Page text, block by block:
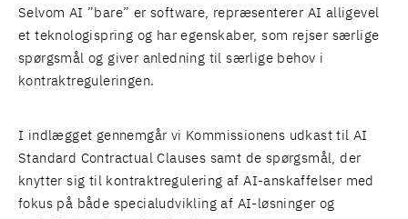
Selvom AI ”bare” er software, repræsenterer AI alligevel
et teknologispring og har egenskaber, som rejser særlige
spørgsmål og giver anledning til særlige behov i
kontraktreguleringen.
I indlægget gennemgår vi Kommissionens udkast til AI
Standard Contractual Clauses samt de spørgsmål, der
knytter sig til kontraktregulering af AI-anskaffelser med
fokus på både specialudvikling af AI-løsninger og